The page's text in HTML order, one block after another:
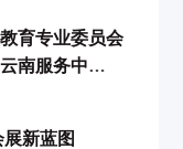
育专业委员会
南服务中
云南管理中⼼
新蓝图